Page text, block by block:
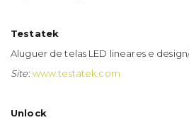
Testatek
Aluguer de telas LED lineares e
Site: www.testatek.com
Unlock